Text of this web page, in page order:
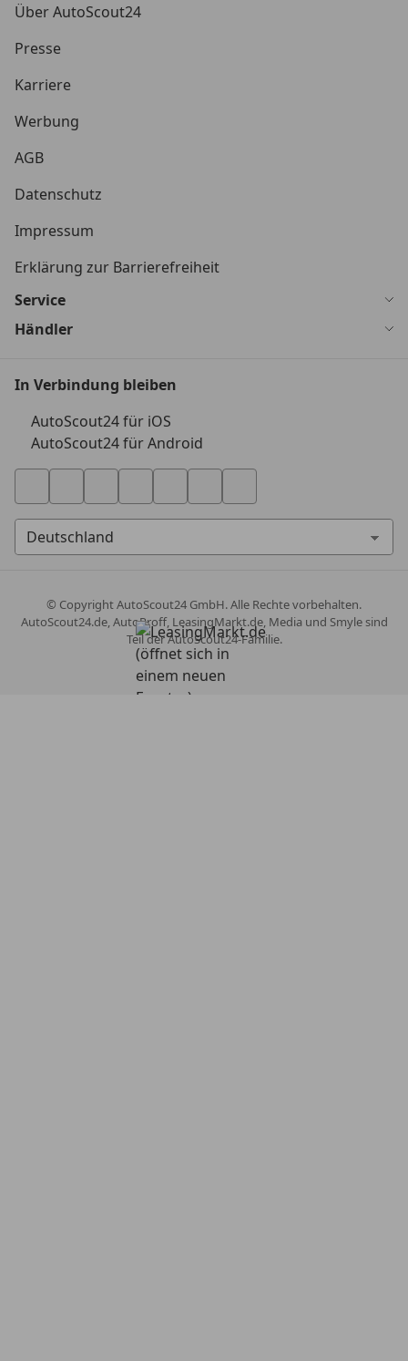
Über AutoScout24
Presse
Karriere
Werbung
AGB
Datenschutz
Impressum
Erklärung zur Barrierefreiheit
Service
Händler
In Verbindung bleiben
AutoScout24 für iOS
AutoScout24 für Android
© CopyrightAutoScout24 GmbH. Alle Rechte vorbehalten.
AutoScout24.de, AutoProff, LeasingMarkt.de, Media und Smyle sind
Teil der AutoScout24-Familie.